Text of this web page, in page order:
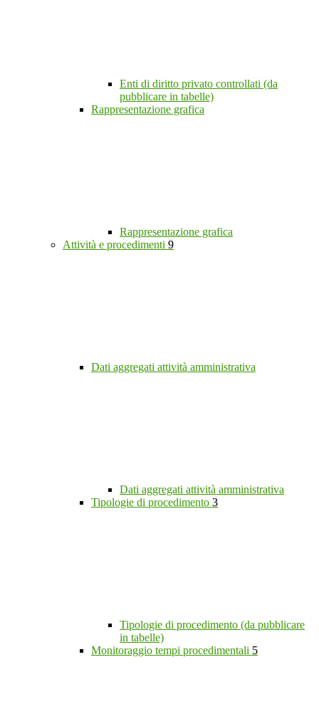
Enti di diritto privato controllati (da
pubblicare in tabelle)
Rappresentazione grafica
Rappresentazione grafica
Attività e procedimenti 9
Dati aggregati attività amministrativa
Dati aggregati attività amministrativa
Tipologie di procedimento 3
Tipologie di procedimento (da pubblicare
in tabelle)
Monitoraggio tempi procedimentali 5